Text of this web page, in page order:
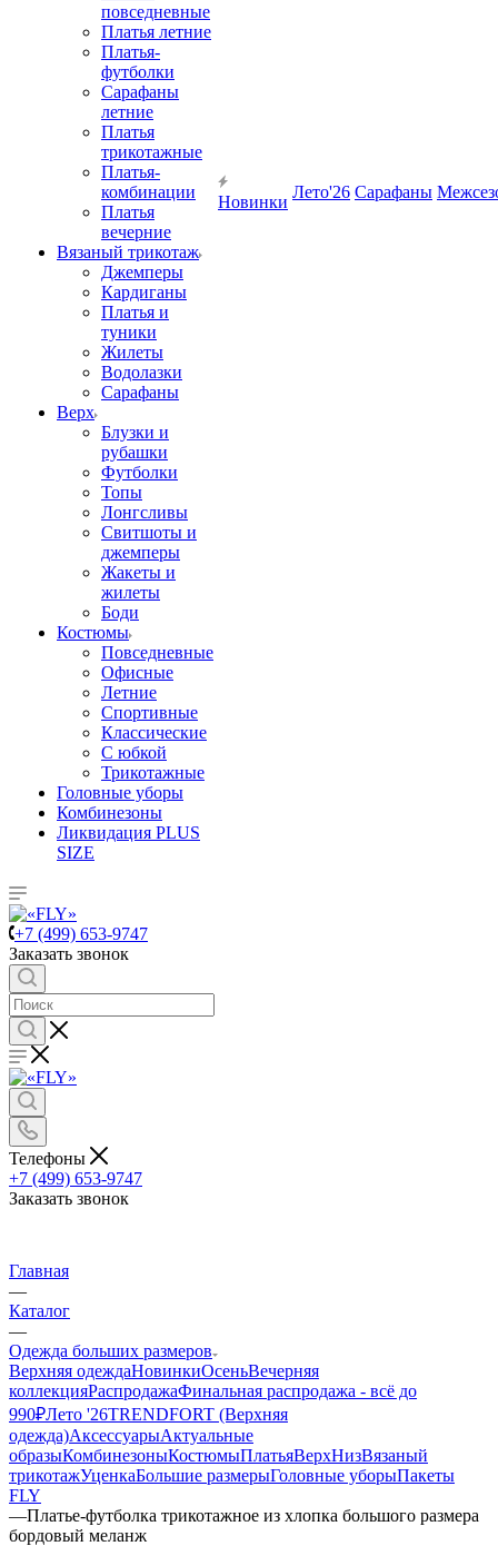
повседневные
Платья летние
Платья-
футболки
Сарафаны
летние
Платья
трикотажные
Платья-
комбинации
Платья
вечерние
Вязаный трикотаж
Джемперы
Кардиганы
Платья и
туники
Жилеты
Водолазки
Сарафаны
Верх
Блузки и
рубашки
Футболки
Топы
Лонгсливы
Свитшоты и
джемперы
Жакеты и
жилеты
Боди
Костюмы
Повседневные
Офисные
Летние
Спортивные
Классические
С юбкой
Трикотажные
Головные уборы
Комбинезоны
Ликвидация PLUS
SIZE
Новинки
Лето'26 Сарафаны
+7 (499) 653-9747
Заказать звонок
Телефоны
+7 (499) 653-9747
Заказать звонок
Главная
—
Каталог
—
Одежда больших размеров
Верхняя одеждаНовинкиОсеньВечерняя
коллекцияРаспродажаФинальная распродажа - всё до
990₽Лето '26TRENDFORT (Верхняя
одежда)АксессуарыАктуальные
образыКомбинезоныКостюмыПлатьяВерхНизВязаный
трикотажУценкаБольшие размерыГоловные уборыПакеты
FLY
—Платье-футболка трикотажное из хлопка большого размера
бордовый меланж